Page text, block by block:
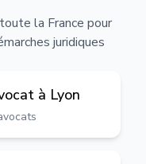
la France pour
juridiques
à Lyon